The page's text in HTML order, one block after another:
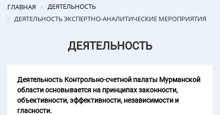
ГЛАВНАЯ
ДЕЯТЕЛЬНОСТЬ
ДЕЯТЕЛЬНОСТЬ ЭКСПЕРТНО-АНАЛИТИЧЕСКИЕ МЕРОПРИЯТИЯ
ДЕЯТЕЛЬНОСТЬ
Деятельность Контрольно-счетной палаты Мурманской
области основывается на принципах законности,
объективности, эффективности, независимости и
гласности.